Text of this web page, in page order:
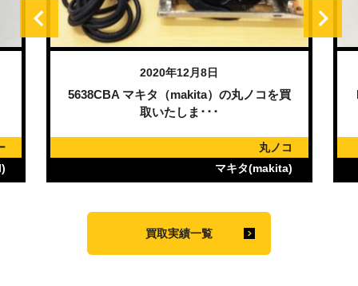
2020年12月8日
5638CBA マキタ（makita）の丸ノコを買
取いたしま･･･
丸ノコ
マキタ(makita)
買取実績一覧